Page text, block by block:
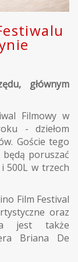
głównym
Filmowy w
- dziełom
Goście tego
poruszać
500L w trzech
Film Festival
oraz
jest także
Briana De